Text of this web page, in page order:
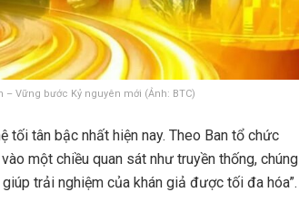
Vững bước Kỷ nguyên mới (Ảnh: BTC)
tối tân bậc nhất hiện nay. Theo Ban tổ chức
một chiều quan sát như truyền thống, chúng
trải nghiệm của khán giả được tối đa hóa”.